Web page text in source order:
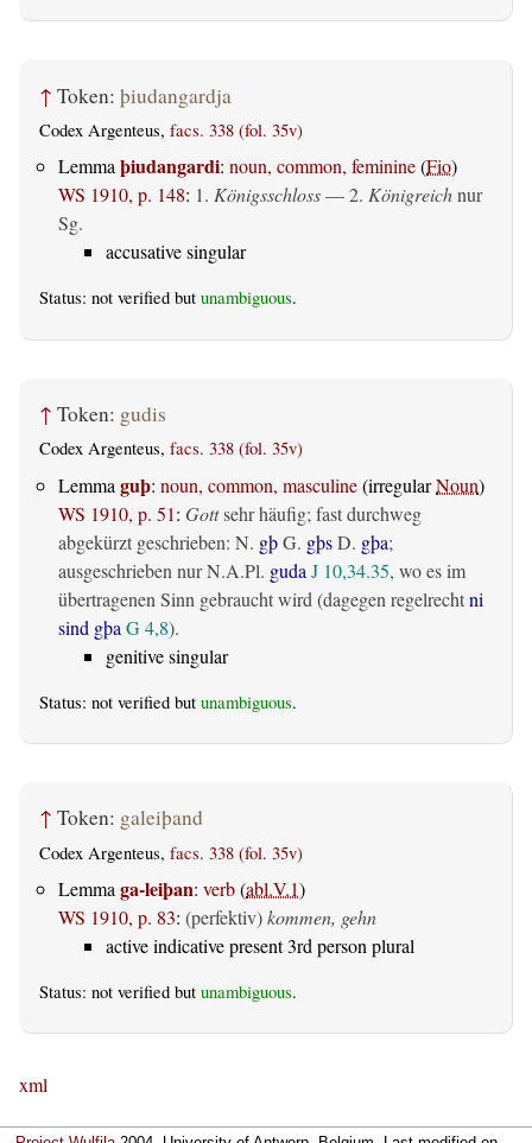
↑ Token: þiudangardja
Codex Argenteus, facs. 338 (fol. 35v)
Lemmaþiudangardi: noun, common, feminine(Fio)
WS 1910, p. 148: 1. Königsschloss— 2. Königreichnur
Sg.
accusative singular
Status: not verified but unambiguous.
↑ Token: gudis
Codex Argenteus, facs. 338 (fol. 35v)
Lemma guþ: noun, common, masculine(irregularNoun)
WS 1910, p. 51: Gottsehr häufig; fast durchweg
abgekürzt geschrieben: N. gþG. gþsD. gþa;
ausgeschrieben nur N.A.Pl. guda J 10,34.35, wo es im
übertragenen Sinn gebraucht wird (dagegen regelrechtni
sind gþa G 4,8).
genitive singular
Status: not verified but unambiguous.
↑ Token: galeiþand
Codex Argenteus, facs. 338 (fol. 35v)
Lemma ga-leiþan: verb(abl.V.1)
WS 1910, p. 83: (perfektiv)kommen, gehn
active indicative present 3rd person plural
Status: not verified but unambiguous.
xml